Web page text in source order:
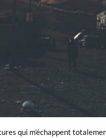
qui m’échappent